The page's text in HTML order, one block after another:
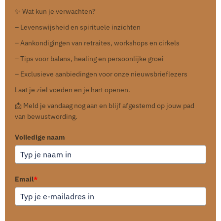
✨ Wat kun je verwachten?
– Levenswijsheid en spirituele inzichten
– Aankondigingen van retraites, workshops en cirkels
– Tips voor balans, healing en persoonlijke groei
– Exclusieve aanbiedingen voor onze nieuwsbrieflezers
Laat je ziel voeden en je hart openen.
📩 Meld je vandaag nog aan en blijf afgestemd op jouw pad
van bewustwording.
Volledige naam
Email*